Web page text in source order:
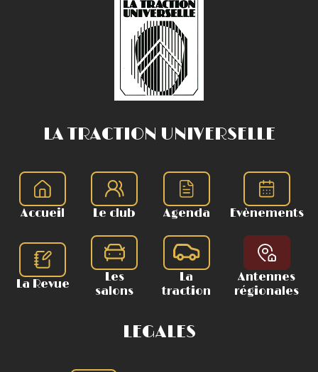
LA TRACTION UNIVERSELLE
Accueil Le club Agenda Evènements
La Revue
Les
salons
La
traction
Antennes
régionales
LEGALES